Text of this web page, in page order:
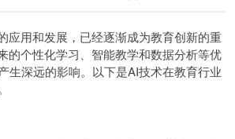
应用和发展，已经逐渐成为教育创新的重
的个性化学习、智能教学和数据分析等优
生深远的影响。以下是AI技术在教育行业
。